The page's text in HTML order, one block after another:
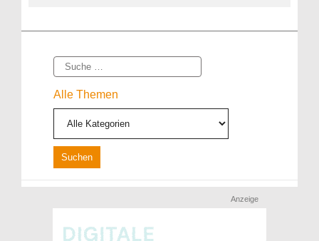
Suche
Alle Themen
Anzeige